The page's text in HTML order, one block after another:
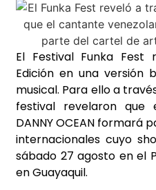
El Festival Funka Fest
Edición en una versión
musical. Para ello a
festival revelaron que
DANNY OCEAN
internacionales cuyo
sábado 27 agosto en el
en Guayaquil.